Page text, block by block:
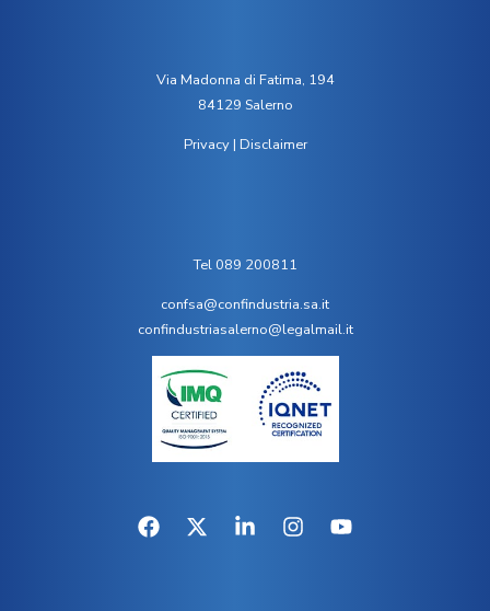
Via Madonna di Fatima, 194
84129 Salerno
Privacy| Disclaimer
Tel 089 200811
confsa@confindustria.sa.it
confindustriasalerno@legalmail.it